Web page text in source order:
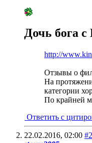
Дочь бога
http://
Отзывы о
На
категории
По крайней
Ответить с
22.02.2016, 02:00 #2